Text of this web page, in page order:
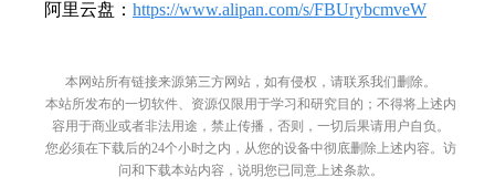
阿里云盘： https://www.alipan.com/s/FBUrybcmveW
本网站所有链接来源第三方网站，如有侵权，请联系我们删除。
本站所发布的一切软件、资源仅限用于学习和研究目的；不得将上述内
容用于商业或者非法用途，禁止传播，否则，一切后果请用户自负。
您必须在下载后的24个小时之内，从您的设备中彻底删除上述内容。访
问和下载本站内容，说明您已同意上述条款。